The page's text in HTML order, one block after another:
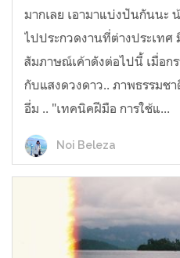
มากเลย เอามาแบ่งปันกันนะ
ไปประกวดงานที่ต่างประเทศ
สัมภาษณ์เค้าดังต่อไปนี้ เมื่อก
กับแสงดวงดาว.. ภาพธรรมช
อึ่ม .. "เทคนิคฝีมือ การใช้แ...
Noi Beleza